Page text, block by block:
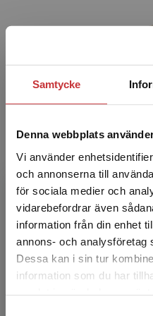
Samtycke
Denna webbplats
Vi använder
och annonserna till
för sociala medier och
vidarebefordrar även
information från din enhet
annons- och analysföretag
Dessa kan i sin tur
information som du har
Begränsad
Det verkar som att du
studentlitteratur.se via
gymnasielärare,
läromedelsförfattare.